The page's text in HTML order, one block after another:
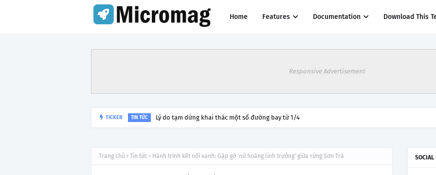
Home Features Documentation Download This
Responsive Advertisement
TICKER TIN TỨC Lý do tạm dừng khai thác một số đường bay từ 1/4
Trang chủ Tin tức Hành trình kết nối xanh: Gặp gỡ 'nữ hoàng linh trưởng' giữa rừng Sơn Trà SOCIAL